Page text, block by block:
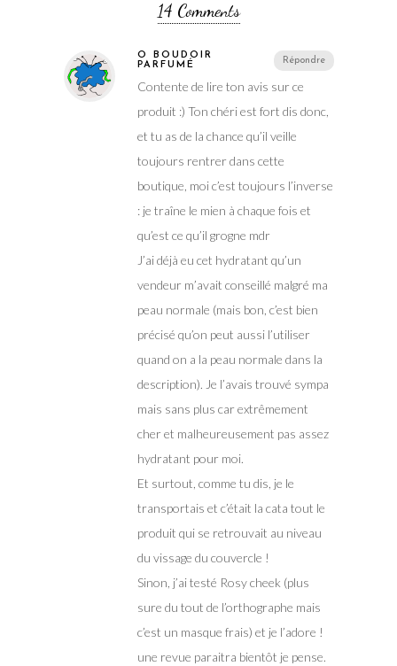
14 Comments
Répondre
Ô BOUDOIR
PARFUMÉ
Contente de lire ton avis sur ce
produit :) Ton chéri est fort dis donc,
et tu as de la chance qu’il veille
toujours rentrer dans cette
boutique, moi c’est toujours l’inverse
: je traîne le mien à chaque fois et
qu’est ce qu’il grogne mdr
J’ai déjà eu cet hydratant qu’un
vendeur m’avait conseillé malgré ma
peau normale (mais bon, c’est bien
précisé qu’on peut aussi l’utiliser
quand on a la peau normale dans la
description). Je l’avais trouvé sympa
mais sans plus car extrêmement
cher et malheureusement pas assez
hydratant pour moi.
Et surtout, comme tu dis, je le
transportais et c’était la cata tout le
produit qui se retrouvait au niveau
du vissage du couvercle !
Sinon, j’ai testé Rosy cheek (plus
sure du tout de l’orthographe mais
c’est un masque frais) et je l’adore !
une revue paraitra bientôt je pense.